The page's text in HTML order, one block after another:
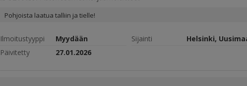
Pohjoista laatua talliin ja tielle!
Ilmoitustyyppi Myydään Sijainti
Helsinki,
Päivitetty
27.01.2026